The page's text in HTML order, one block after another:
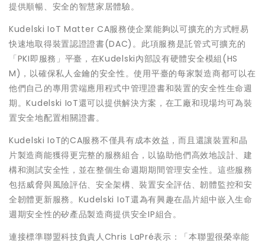
提供順暢、安全的智慧家居體驗。
Kudelski IoT Matter CA服務使企業能夠以可擴充的方式輕易
快速地取得裝置認證證書(DAC)。此項服務是託管式可擴充的
「PKI即服務」平臺，在Kudelski內部設有硬體安全模組(HS
M)，以確保私人金鑰的安全性。使用平臺的每家製造商都可以在
他們自己的專用雲端應用程式中管理證書和裝置的安全性生命週
期。Kudelski IoT還可以提供解決方案，在工廠和現場均可為裝
置安全地配置相關證書。
Kudelski IoT的CA服務不僅具有成本效益，而且還讓裝置和晶
片製造商能獲得更完整的服務組合，以協助他們高效地設計、建
構和測試安全性，並在整個生命週期期間管理安全性。這些服務
包括威脅與風險評估、安全架構、裝置安全評估、韌體監控和安
全韌體更新服務。Kudelski IoT還為有興趣在晶片組中嵌入生命
週期安全性的矽產品製造商提供安全IP組合。
連接標準聯盟科技負責人Chris LaPré表示：「本聯盟很榮幸能